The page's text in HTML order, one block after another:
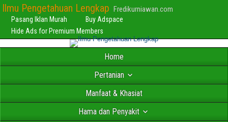
Ilmu Pengetahuan Lengkap Fredikurniawan.com
Pasang Iklan Murah
Buy Adspace
Hide Ads for Premium Members
Home
Pertanian
Manfaat & Khasiat
Hama dan Penyakit